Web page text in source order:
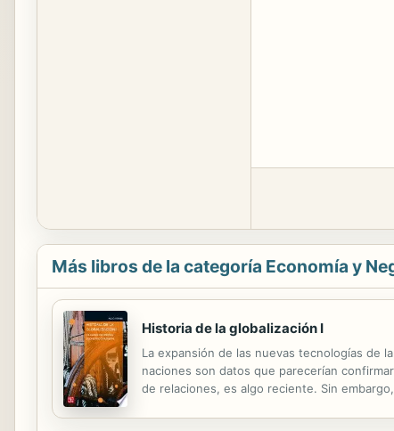
Más libros de la categoría Economía y
Historia de la globalización I
La expansión de las nuevas tecnologías de
naciones son datos que parecerían
de relaciones, es algo reciente. Sin